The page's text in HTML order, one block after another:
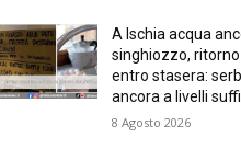
A Ischia acqua
singhiozzo,
entro stasera:
ancora a livelli
8 Agosto 2026